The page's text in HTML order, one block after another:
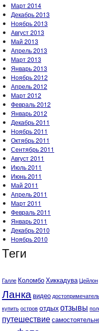
Март 2014
Декабрь 2013
Ноябрь 2013
Август 2013
Май 2013
Апрель 2013
Март 2013
Январь 2013
Ноябрь 2012
Апрель 2012
Март 2012
Февраль 2012
Январь 2012
Декабрь 2011
Ноябрь 2011
Октябрь 2011
Сентябрь 2011
Август 2011
Июль 2011
Июнь 2011
Май 2011
Апрель 2011
Март 2011
Февраль 2011
Январь 2011
Декабрь 2010
Ноябрь 2010
Теги
Галле КоломбоХиккадуваЦейлон
Ланкавидео
купить остров отдыхотзывы
путешествие